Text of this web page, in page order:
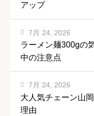
アップ
ラーメン麺300gの
中の注意点
7月 24, 2026
大人気チェーン山
理由
7月 24, 2026